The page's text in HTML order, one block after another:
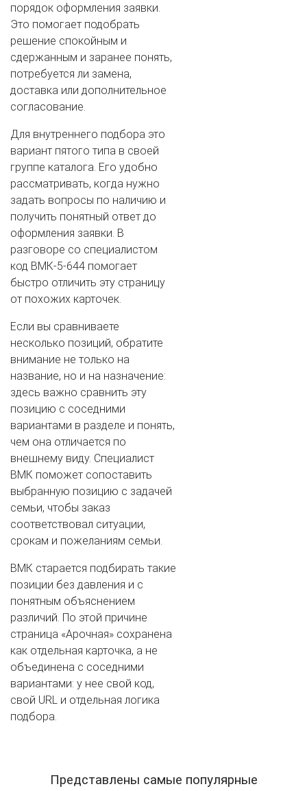
порядок оформления заявки.
Это помогает подобрать
решение спокойным и
сдержанным и заранее понять,
потребуется ли замена,
доставка или дополнительное
согласование.
Для внутреннего подбора это
вариант пятого типа в своей
группе каталога. Его удобно
рассматривать, когда нужно
задать вопросы по наличию и
получить понятный ответ до
оформления заявки. В
разговоре со специалистом
код ВМК-5-644 помогает
быстро отличить эту страницу
от похожих карточек.
Если вы сравниваете
несколько позиций, обратите
внимание не только на
название, но и на назначение:
здесь важно сравнить эту
позицию с соседними
вариантами в разделе и понять,
чем она отличается по
внешнему виду. Специалист
ВМК поможет сопоставить
выбранную позицию с задачей
семьи, чтобы заказ
соответствовал ситуации,
срокам и пожеланиям семьи.
ВМК старается подбирать такие
позиции без давления и с
понятным объяснением
различий. По этой причине
страница «Арочная» сохранена
как отдельная карточка, а не
объединена с соседними
вариантами: у нее свой код,
свой URL и отдельная логика
подбора.
Представлены самые популярные